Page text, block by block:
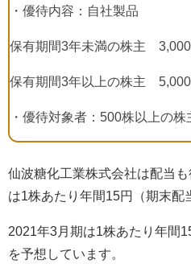
・優待内容：自社製品
保有期間3年未満の株主 3,000
保有期間3年以上の株主 5,000
・優待対象者： 500株以上の株
仙波糖化工業株式会社は配当も
は1 株あたり年間15円（期末配
2021 年3 月期は1 株あたり年間
を予想しています。